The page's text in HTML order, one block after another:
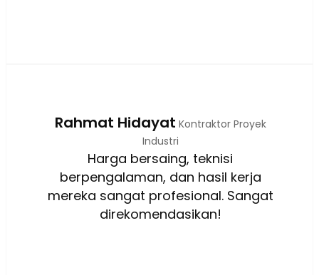
Rahmat Hidayat Kontraktor Proyek
Industri
Harga bersaing, teknisi
berpengalaman, dan hasil kerja
mereka sangat profesional. Sangat
direkomendasikan!